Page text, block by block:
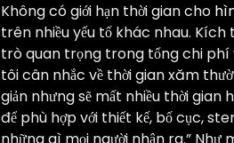
Không có giới hạn thời gian cho
trên nhiều yếu tố khác nhau.
trò quan trọng trong tổng chi phí
tôi cân nhắc về thời gian xăm
giản nhưng sẽ mất nhiều thời
để phù hợp với thiết kế, bố cục,